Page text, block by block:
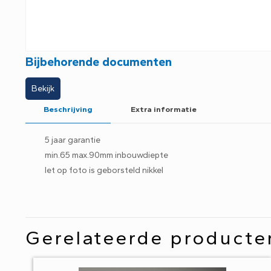
Bijbehorende documenten
Bekijk
Beschrijving Extra informatie
5 jaar garantie
min.65 max.90mm inbouwdiepte
let op foto is geborsteld nikkel
Gerelateerde